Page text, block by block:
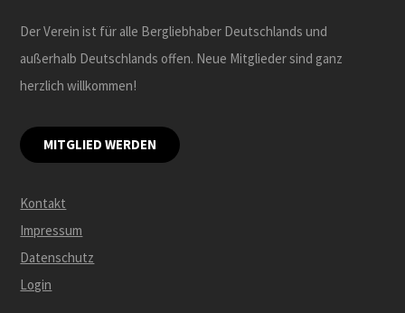
Der Verein ist für alle Bergliebhaber Deutschlands und
außerhalb Deutschlands offen. Neue Mitglieder sind ganz
herzlich willkommen!
MITGLIED WERDEN
Kontakt
Impressum
Datenschutz
Login